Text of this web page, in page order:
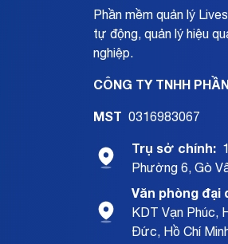
Phần mềm quản lý
tự động, quản lý hiệu
nghiệp.
CÔNG TY TNHH
MST 0316983067
Trụ sở chính:
Phường 6, Gò
Văn phòng đại
KDT Vạn Phúc,
Đức, Hồ Chí